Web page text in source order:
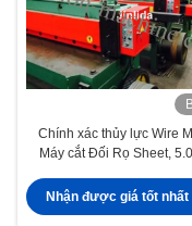
Chính xác thủy lực Wire
Máy cắt Đối Rọ Sheet,
Nhận được giá tốt nhất